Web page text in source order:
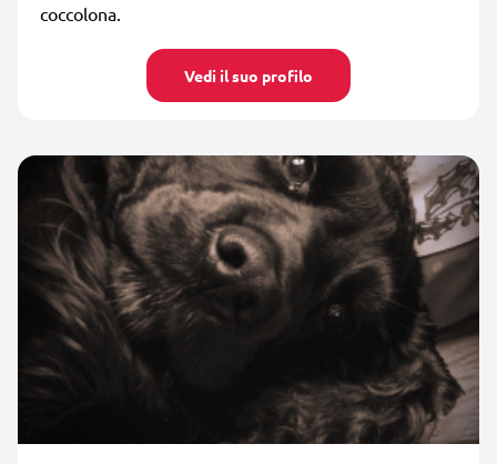
coccolona.
Vedi il suo profilo